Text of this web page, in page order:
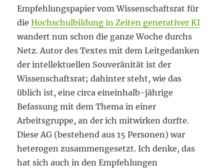
Empfehlungspapier vom Wissenschaftsrat für
dieHochschulbildung in Zeiten generativer KI
wandert nun schon die ganze Woche durchs
Netz. Autor des Textes mit dem Leitgedanken
der intellektuellen Souveränität ist der
Wissenschaftsrat; dahinter steht, wie das
üblich ist, eine circa eineinhalb-jährige
Befassung mit dem Thema in einer
Arbeitsgruppe, an der ich mitwirken durfte.
Diese AG (bestehend aus 15 Personen) war
heterogen zusammengesetzt. Ich denke, das
hat sich auch in den Empfehlungen